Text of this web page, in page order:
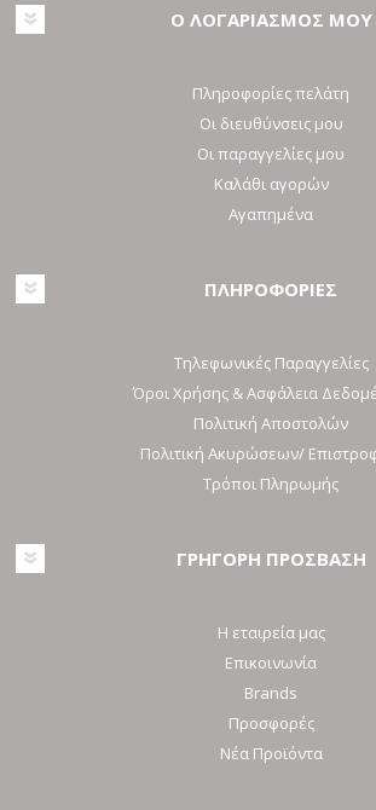
Ο ΛΟΓΑΡΙΑΣΜΟΣ ΜΟΥ
Πληροφορίες πελάτη
Οι διευθύνσεις μου
Οι παραγγελίες μου
Καλάθι αγορών
Αγαπημένα
ΠΛΗΡΟΦΟΡΙΕΣ
Τηλεφωνικές Παραγγελίες
Όροι Χρήσης & Ασφάλεια
Πολιτική Αποστολών
Πολιτική Ακυρώσεων/
Τρόποι Πληρωμής
ΓΡΗΓΟΡΗ ΠΡΟΣΒΑΣΗ
Η εταιρεία μας
Επικοινωνία
Brands
Προσφορές
Νέα Προϊόντα